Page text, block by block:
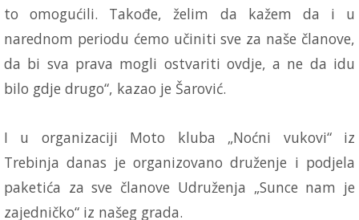
to omogućili. Takođe, želim da kažem da i u
narednom periodu ćemo učiniti sve za naše članove,
da bi sva prava mogli ostvariti ovdje, a ne da idu
bilo gdje drugo“, kazao je Šarović.
I u organizaciji Moto kluba „Noćni vukovi“ iz
Trebinja danas je organizovano druženje i podjela
paketića za sve članove Udruženja „Sunce nam je
zajedničko“ iz našeg grada.